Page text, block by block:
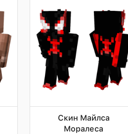
Скин Майлса
Моралеса